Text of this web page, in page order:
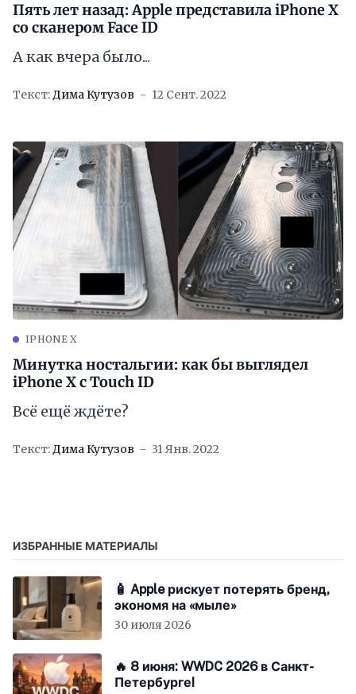
Пять лет назад: Apple представила iPhone X
со сканером Face ID
А как вчера было...
Текст:Дима Кутузов 12 Сент. 2022
IPHONE X
Минутка ностальгии: как бы выглядел
iPhone X с Touch ID
Всё ещё ждёте?
Текст:Дима Кутузов 31 Янв. 2022
ИЗБРАННЫЕ МАТЕРИАЛЫ
🧴 Apple рискует потерять бренд,
экономя на «мыле»
30 июля 2026
🔥 8 июня: WWDC 2026 в Санкт-
Петербурге!